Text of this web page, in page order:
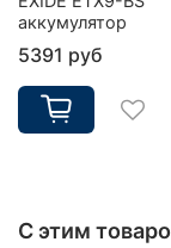
аккумулятор
5391 руб
С этим